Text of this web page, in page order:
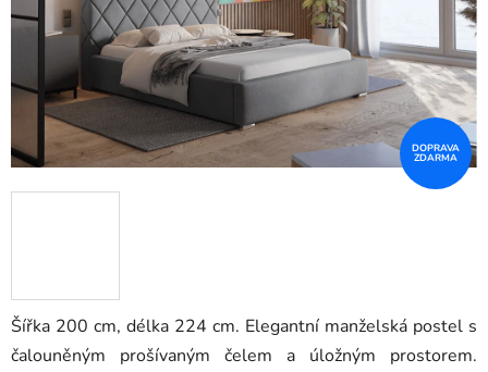
Šířka 200 cm, délka 224 cm. Elegantní manželská postel s
čalouněným prošívaným čelem a úložným prostorem.
DOPRAVA
ZDARMA